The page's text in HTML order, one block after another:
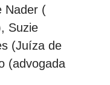
Nader (
Suzie
(Juíza de
(advogada